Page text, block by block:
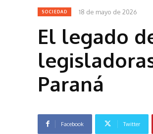
SOCIEDAD 18 de mayo de 2026
El legado
Paraná
Facebook Twitter